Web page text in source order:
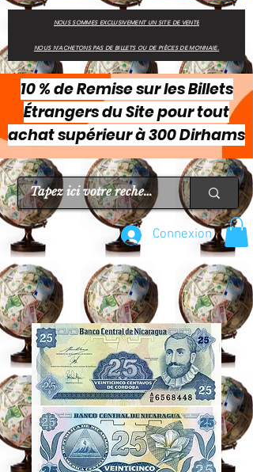
NOUS SOMMES EXCLUSIVEMENT UN SITE DE VENTE
NOUS N'ACHETONS PAS DE BILLETS OU DE PIÈCES DE MONNAIE.
10 % de Remise sur les Billets
Étrangers du Site pour tout
achat supérieur à 300 Dirhams
Connexion